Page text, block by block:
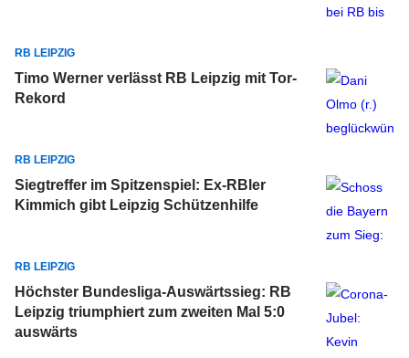
RB LEIPZIG
Timo Werner verlässt RB Leipzig mit Tor-
Rekord
RB LEIPZIG
Siegtreffer im Spitzenspiel: Ex-RBler
Kimmich gibt Leipzig Schützenhilfe
RB LEIPZIG
Höchster Bundesliga-Auswärtssieg: RB
Leipzig triumphiert zum zweiten Mal 5:0
auswärts